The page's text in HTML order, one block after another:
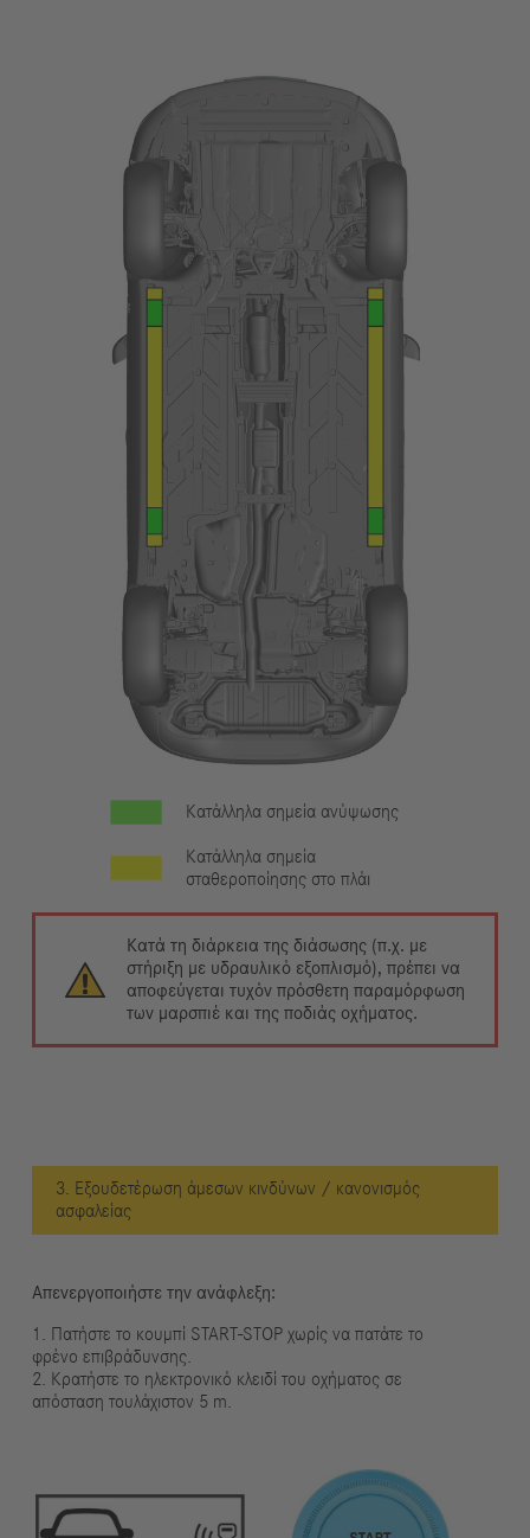
Κατάλληλα σημεία ανύψωσης
Κατάλληλα σημεία
σταθεροποίησης στο πλάι
Κατά τη διάρκεια της διάσωσης (π.χ. με
στήριξη με υδραυλικό εξοπλισμό), πρέπει να
αποφεύγεται τυχόν πρόσθετη παραμόρφωση
των μαρσπιέ και της ποδιάς οχήματος.
3. Εξουδετέρωση άμεσων κινδύνων / κανονισμός
ασφαλείας
Απενεργοποιήστε την ανάφλεξη:
1. Πατήστε το κουμπί START-STOP χωρίς να πατάτε το
φρένο επιβράδυνσης.
2. Κρατήστε το ηλεκτρονικό κλειδί του οχήματος σε
απόσταση τουλάχιστον 5 m.